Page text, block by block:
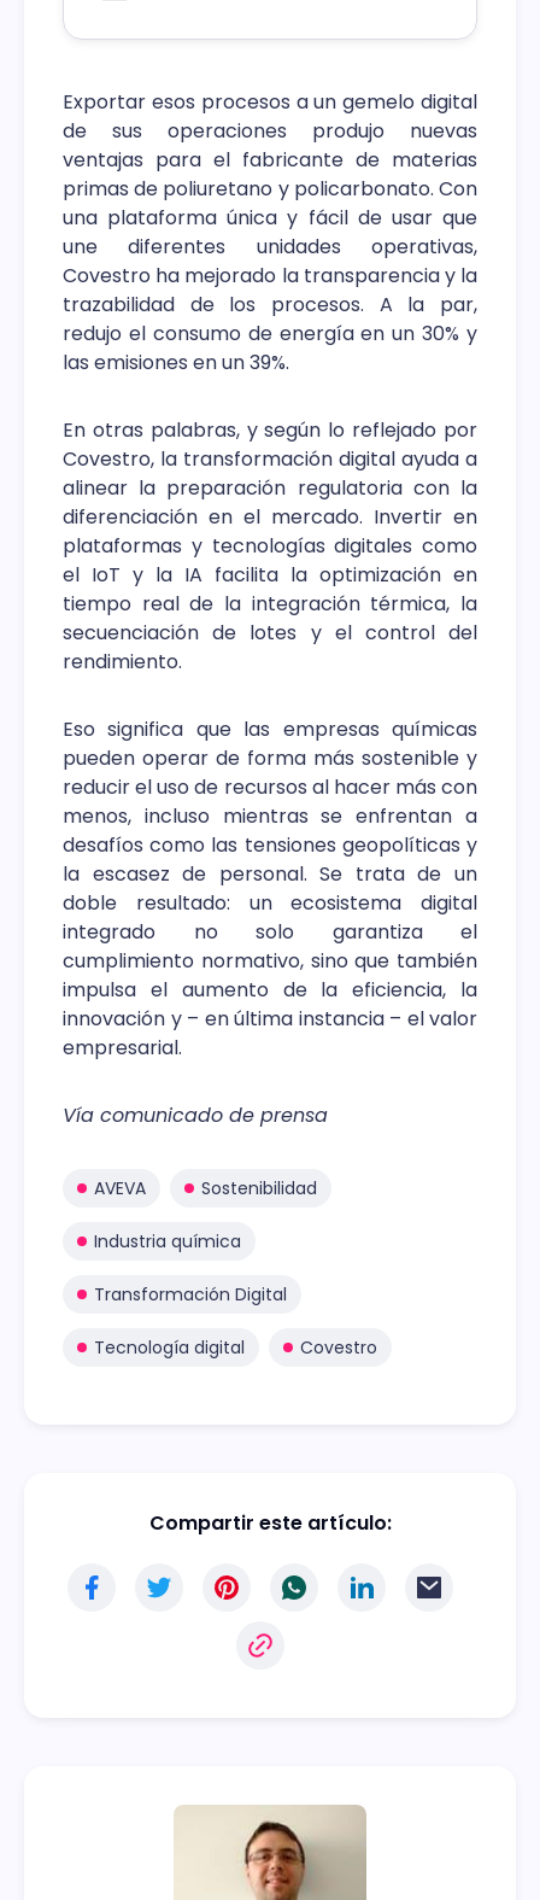
Sostenibilidad, liderada por Mayra
enfrentan nuevos desafíos: seguridad,
eficiencia y sostenibilidad en el centro
de la estrategiaCarlos Vásquez,
Exportar esos procesos a un gemelo digital
de sus operaciones produjo nuevas
ventajas para el fabricante de materias
primas de poliuretano y policarbonato. Con
una plataforma única y fácil de usar que
une diferentes unidades operativas,
Covestro ha mejorado la transparencia y la
trazabilidad de los procesos. A la par,
redujo el consumo de energía en un 30% y
las emisiones en un 39%.
En otras palabras, y según lo reflejado por
Covestro, la transformación digital ayuda a
alinear la preparación regulatoria con la
diferenciación en el mercado. Invertir en
plataformas y tecnologías digitales como
el IoT y la IA facilita la optimización en
tiempo real de la integración térmica, la
secuenciación de lotes y el control del
rendimiento.
Eso significa que las empresas químicas
pueden operar de forma más sostenible y
reducir el uso de recursos al hacer más con
menos, incluso mientras se enfrentan a
desafíos como las tensiones geopolíticas y
la escasez de personal. Se trata de un
doble resultado: un ecosistema digital
integrado no solo garantiza el
cumplimiento normativo, sino que también
impulsa el aumento de la eficiencia, la
innovación y – en última instancia – el valor
empresarial.
Vía comunicado de prensa
AVEVA Sostenibilidad
Industria química
Transformación Digital
Tecnología digital Covestro
Compartir este artículo: